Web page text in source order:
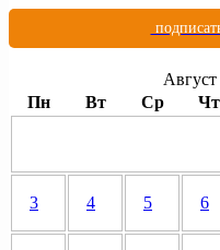
Пн
Вт Ср Чт
3 4 5 6